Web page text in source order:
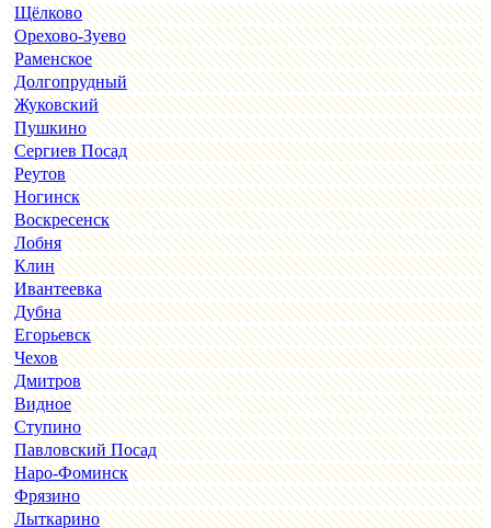
Щёлково
Орехово-Зуево
Раменское
Долгопрудный
Жуковский
Пушкино
Сергиев Посад
Реутов
Ногинск
Воскресенск
Лобня
Клин
Ивантеевка
Дубна
Егорьевск
Чехов
Дмитров
Видное
Ступино
Павловский Посад
Наро-Фоминск
Фрязино
Лыткарино